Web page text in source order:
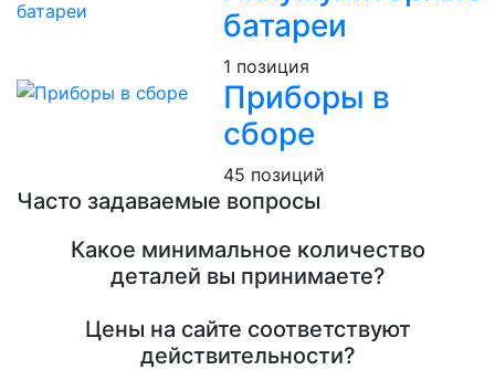
батареи
1 позиция
Приборы в
сборе
45 позиций
Часто задаваемые вопросы
Какое минимальное количество
деталей вы принимаете?
Цены на сайте соответствуют
действительности?